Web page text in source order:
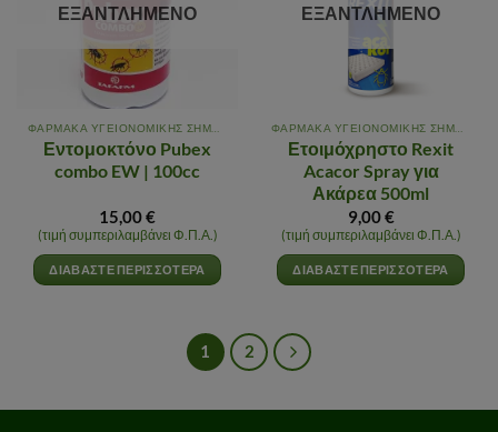
ΕΞΑΝΤΛΗΜΈΝΟ
Εντομοκτόνο Pubex
combo EW | 100cc
15,00€
(τιμή συμπεριλαμβάνει Φ.Π.Α.)
ΔΙΑΒΆΣΤΕ ΠΕΡΙΣΣΌΤΕΡΑ
ΕΞΑΝΤΛΗΜΈΝΟ
Ετοιμόχρηστο Rexit
Acacor Spray για
Ακάρεα 500ml
9,00€
(τιμή συμπεριλαμβάνει Φ.Π.Α.)
ΔΙΑΒΆΣΤΕ ΠΕΡΙΣΣΌΤΕΡΑ
1 2